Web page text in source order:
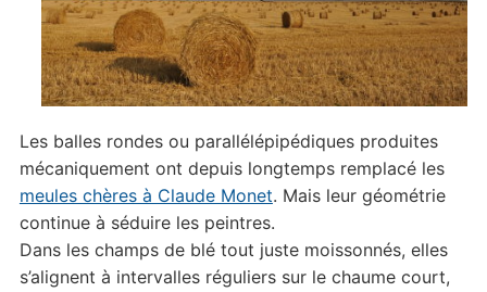
Les balles rondes ou parallélépipédiques produites
mécaniquement ont depuis longtemps remplacé les
meules chères à Claude Monet. Mais leur géométrie
continue à séduire les peintres.
Dans les champs de blé tout juste moissonnés, elles
s’alignent à intervalles réguliers sur le chaume court,